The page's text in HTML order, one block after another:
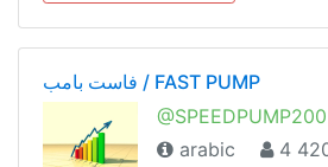
فاست بامب / FAST PUMP
@SPEEDPUMP200
arabic
4